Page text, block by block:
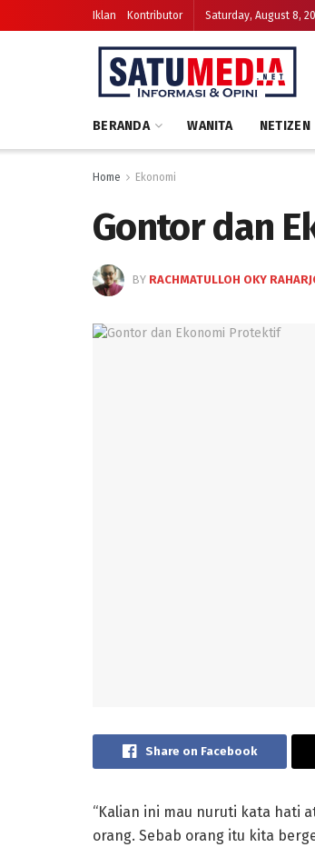
Iklan Kontributor Saturday, August 8,
BERANDA WANITA NETIZEN
Home Ekonomi
Gontor dan
BY RACHMATULLOH OKY
Share on Facebook
“Kalian ini mau nuruti kata hati
orang. Sebab orang itu kita